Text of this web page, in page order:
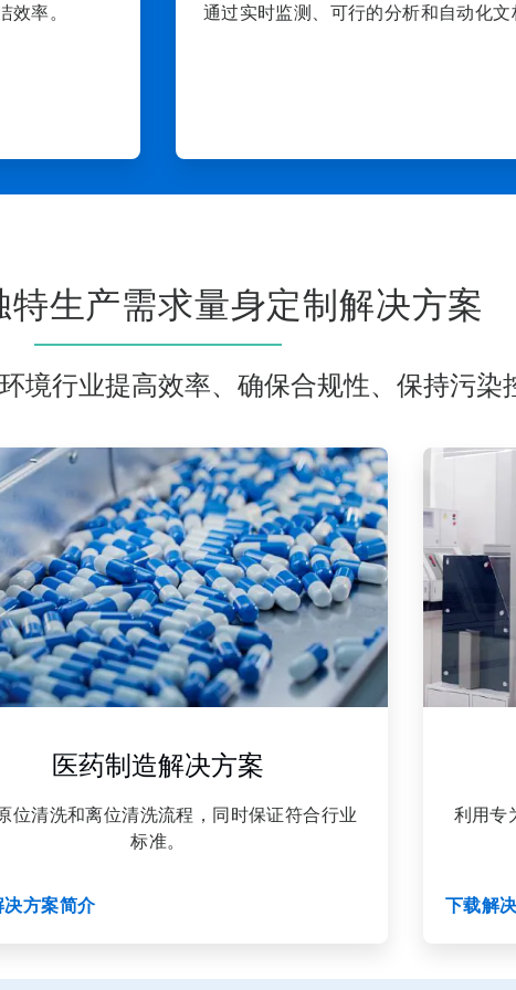
率。 通过实时监测、可行的分析和自动化
特生产需求量身定制解决方案
境行业提高效率、确保合规性、保持污染
ArticleTile
2
，
共
3
医药制造解决方案
位清洗和离位清洗流程，同时保证符合行业
标准。
决方案简介
利用专
下载解